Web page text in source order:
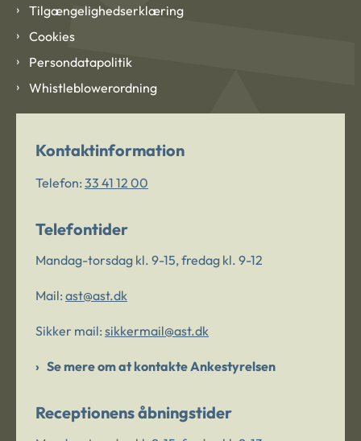
Tilgængelighedserklæring
Cookies
Persondatapolitik
Whistleblowerordning
Kontaktinformation
Telefon: 33 41 12 00
Telefontider
Mandag-torsdag kl. 9-15, fredag kl. 9-12
Mail: ast@ast.dk
Sikker mail: sikkermail@ast.dk
Se mere om at kontakte Ankestyrelsen
Receptionens åbningstider